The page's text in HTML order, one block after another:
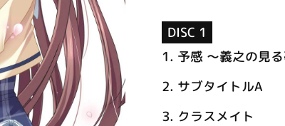
DISC 1
1. 予感 ～義之の見
2. サブタイトルA
3. クラスメイト